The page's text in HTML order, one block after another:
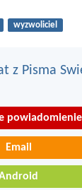
wyzwoliciel
z Pisma
powiadomienie
Email